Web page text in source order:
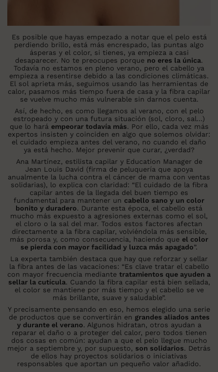
Es posible que hayas empezado a notar que el pelo está
perdiendo brillo, está más encrespado, las puntas algo
ásperas y el color, si tienes, ya empieza a casi
desaparecer. No te preocupes porque no eres la única.
Todavía no estamos en pleno verano, pero el cabello ya
empieza a resentirse debido a las condiciones climáticas.
El sol aprieta más, seguimos usando las herramientas de
calor, pasamos más tiempo fuera de casa y la fibra capilar
se vuelve mucho más vulnerable sin darnos cuenta.
Así, de hecho, es como llegamos al verano, con el pelo
estropeado y con una futura situación (sol, cloro, sal…)
que lo hará empeorar todavía más. Por ello, cada vez más
expertos insisten y coinciden en algo que solemos olvidar:
el cuidado empieza antes del verano, no cuando el daño
ya está hecho. Mejor prevenir que curar, ¿verdad?
Ana Martínez, estilista capilar y Education Manager de
Jean Louis David (firma de peluquería que apoya
anualmente la lucha contra el cáncer de mama con ventas
solidarias), lo explica con claridad: “El cuidado de la fibra
capilar antes de la llegada del buen tiempo es
fundamental para mantener un cabello sano y un color
bonito y duradero. Durante esta época, el cabello está
mucho más expuesto a agresiones externas como el sol,
el cloro o la sal del mar. Todos estos factores afectan
directamente a la fibra capilar, volviéndola más sensible,
más porosa y, como consecuencia, haciendo que el color
se pierda con mayor facilidad y luzca más apagado”.
La experta también destaca que hay que reforzar y sellar
la fibra antes de las vacaciones: “Es clave tratar el cabello
con mayor frecuencia mediante tratamientos que ayuden a
sellar la cutícula. Cuando la fibra capilar está bien sellada,
el color se mantiene por más tiempo y el cabello se ve
más brillante, suave y saludable”.
Y precisamente pensando en eso, hemos elegido una serie
de productos que se convertirán en grandes aliados antes
y durante el verano. Algunos hidratan, otros ayudan a
reparar el daño o a proteger del calor, pero todos tienen
dos cosas en común: ayudan a que el pelo llegue mucho
mejor a septiembre y, por supuesto, son solidarios. Detrás
de ellos hay proyectos solidarios o iniciativas
responsables que aportan un pequeño valor añadido.